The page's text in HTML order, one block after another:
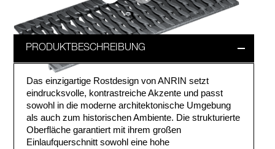
PRODUKTBESCHREIBUNG
Das einzigartige Rostdesign von ANRIN setzt
eindrucksvolle, kontrastreiche Akzente und passt
sowohl in die moderne architektonische Umgebung
als auch zum historischen Ambiente. Die strukturierte
Oberfläche garantiert mit ihrem großen
Einlaufquerschnitt sowohl eine hohe